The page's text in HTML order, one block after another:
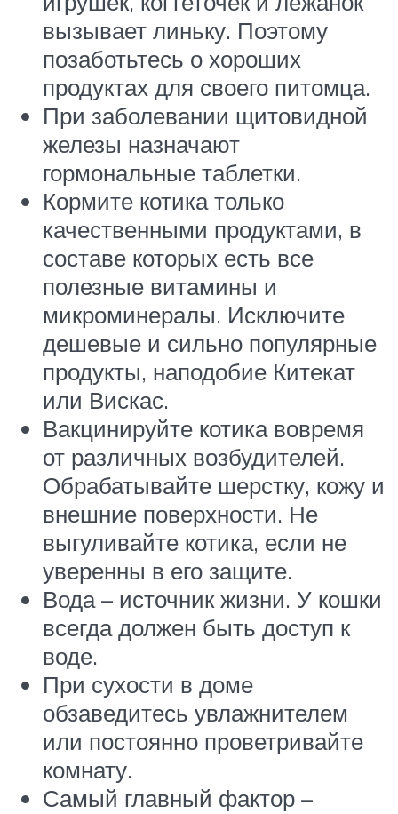
вызывает линьку. Поэтому
позаботьтесь о хороших
продуктах для своего питомца.
При заболевании щитовидной
железы назначают
гормональные таблетки.
Кормите котика только
качественными продуктами, в
составе которых есть все
полезные витамины и
микроминералы. Исключите
дешевые и сильно популярные
продукты, наподобие Китекат
или Вискас.
Вакцинируйте котика вовремя
от различных возбудителей.
Обрабатывайте шерстку, кожу и
внешние поверхности. Не
выгуливайте котика, если не
уверенны в его защите.
Вода – источник жизни. У кошки
всегда должен быть доступ к
воде.
При сухости в доме
обзаведитесь увлажнителем
или постоянно проветривайте
комнату.
Самый главный фактор –